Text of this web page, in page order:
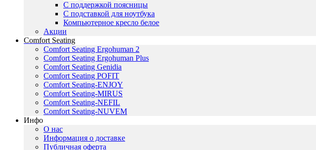
С поддержкой поясницы
С подставкой для ноутбука
Компьютерное кресло белое
Акции
Comfort Seating
Comfort Seating Ergohuman 2
Comfort Seating Ergohuman Plus
Comfort Seating Genidia
Comfort Seating POFIT
Comfort Seating-ENJOY
Comfort Seating-MIRUS
Comfort Seating-NEFIL
Comfort Seating-NUVEM
Инфо
О нас
Информация о доставке
Публичная оферта